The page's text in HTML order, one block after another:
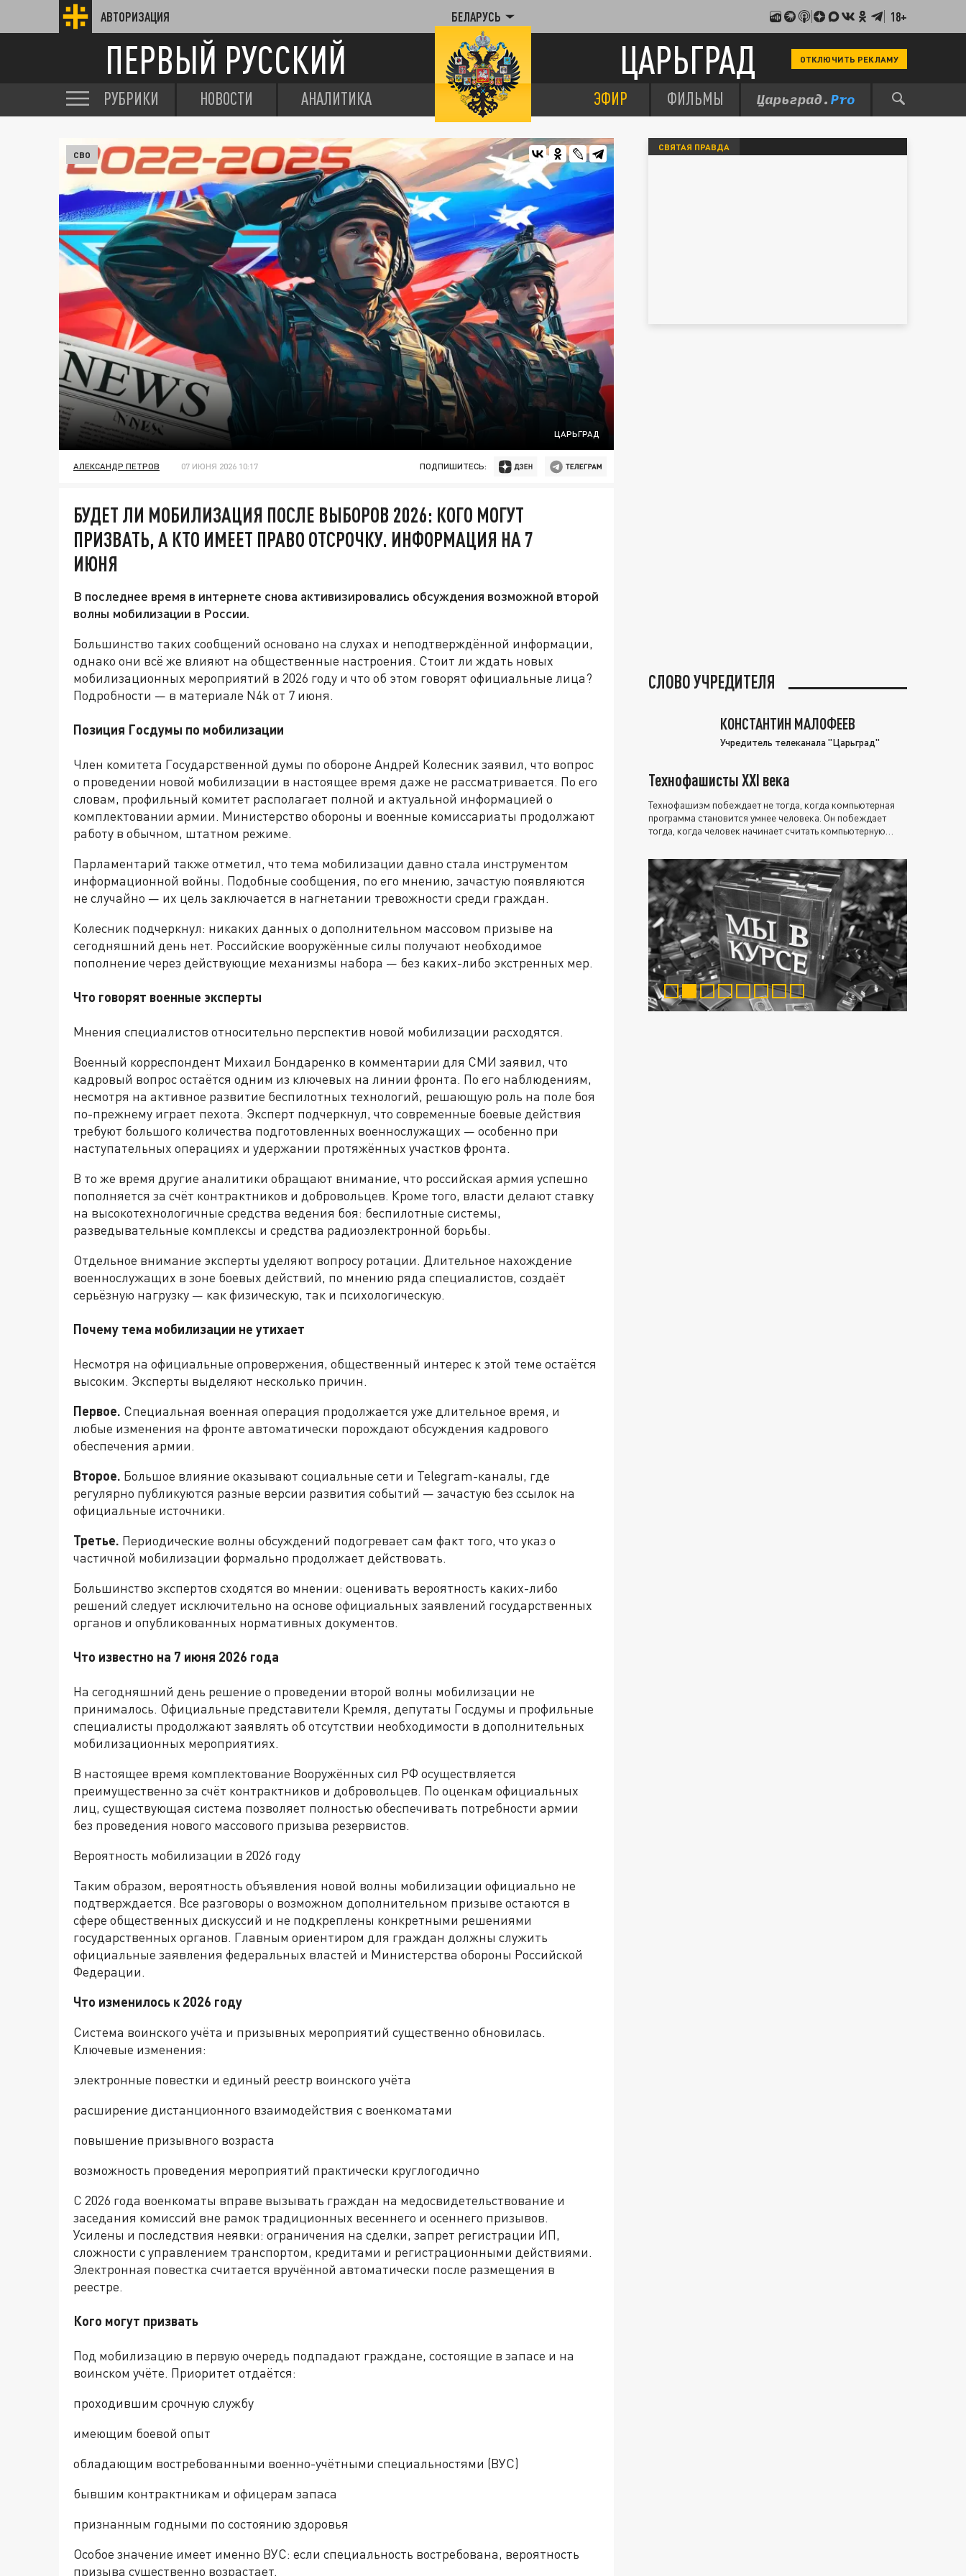
АВТОРИЗАЦИЯ БЕЛАРУСЬ 18+
ПЕРВЫЙ РУССКИЙ ЦАРЬГРАД ОТКЛЮЧИТЬ РЕКЛАМУ
РУБРИКИ НОВОСТИ АНАЛИТИКА ЭФИР ФИЛЬМЫ
ЦАРЬГРАД
СВО
АЛЕКСАНДР ПЕТРОВ 07 ИЮНЯ 2026 10:17 ПОДПИШИТЕСЬ:
БУДЕТ ЛИ МОБИЛИЗАЦИЯ ПОСЛЕ ВЫБОРОВ 2026: КОГО МОГУТ
ПРИЗВАТЬ, А КТО ИМЕЕТ ПРАВО ОТСРОЧКУ. ИНФОРМАЦИЯ НА 7
ИЮНЯ
В последнее время в интернете снова активизировались обсуждения возможной второй
волны мобилизации в России.
Большинство таких сообщений основано на слухах и неподтверждённой информации,
однако они всё же влияют на общественные настроения. Стоит ли ждать новых
мобилизационных мероприятий в 2026 году и что об этом говорят официальные лица?
Подробности — в материале N4k от 7 июня.
Позиция Госдумы по мобилизации
Член комитета Государственной думы по обороне Андрей Колесник заявил, что вопрос
о проведении новой мобилизации в настоящее время даже не рассматривается. По его
словам, профильный комитет располагает полной и актуальной информацией о
комплектовании армии. Министерство обороны и военные комиссариаты продолжают
работу в обычном, штатном режиме.
Парламентарий также отметил, что тема мобилизации давно стала инструментом
информационной войны. Подобные сообщения, по его мнению, зачастую появляются
не случайно — их цель заключается в нагнетании тревожности среди граждан.
Колесник подчеркнул: никаких данных о дополнительном массовом призыве на
сегодняшний день нет. Российские вооружённые силы получают необходимое
пополнение через действующие механизмы набора — без каких-либо экстренных мер.
Что говорят военные эксперты
Мнения специалистов относительно перспектив новой мобилизации расходятся.
Военный корреспондент Михаил Бондаренко в комментарии для СМИ заявил, что
кадровый вопрос остаётся одним из ключевых на линии фронта. По его наблюдениям,
несмотря на активное развитие беспилотных технологий, решающую роль на поле боя
по-прежнему играет пехота. Эксперт подчеркнул, что современные боевые действия
требуют большого количества подготовленных военнослужащих — особенно при
наступательных операциях и удержании протяжённых участков фронта.
В то же время другие аналитики обращают внимание, что российская армия успешно
пополняется за счёт контрактников и добровольцев. Кроме того, власти делают ставку
на высокотехнологичные средства ведения боя: беспилотные системы,
разведывательные комплексы и средства радиоэлектронной борьбы.
Отдельное внимание эксперты уделяют вопросу ротации. Длительное нахождение
военнослужащих в зоне боевых действий, по мнению ряда специалистов, создаёт
серьёзную нагрузку — как физическую, так и психологическую.
Почему тема мобилизации не утихает
Несмотря на официальные опровержения, общественный интерес к этой теме остаётся
высоким. Эксперты выделяют несколько причин.
Первое. Специальная военная операция продолжается уже длительное время, и
любые изменения на фронте автоматически порождают обсуждения кадрового
обеспечения армии.
Второе. Большое влияние оказывают социальные сети и Telegram-каналы, где
регулярно публикуются разные версии развития событий — зачастую без ссылок на
официальные источники.
Третье. Периодические волны обсуждений подогревает сам факт того, что указ о
частичной мобилизации формально продолжает действовать.
Большинство экспертов сходятся во мнении: оценивать вероятность каких-либо
решений следует исключительно на основе официальных заявлений государственных
органов и опубликованных нормативных документов.
Что известно на 7 июня 2026 года
На сегодняшний день решение о проведении второй волны мобилизации не
принималось. Официальные представители Кремля, депутаты Госдумы и профильные
специалисты продолжают заявлять об отсутствии необходимости в дополнительных
мобилизационных мероприятиях.
В настоящее время комплектование Вооружённых сил РФ осуществляется
преимущественно за счёт контрактников и добровольцев. По оценкам официальных
лиц, существующая система позволяет полностью обеспечивать потребности армии
без проведения нового массового призыва резервистов.
Вероятность мобилизации в 2026 году
Таким образом, вероятность объявления новой волны мобилизации официально не
подтверждается. Все разговоры о возможном дополнительном призыве остаются в
сфере общественных дискуссий и не подкреплены конкретными решениями
государственных органов. Главным ориентиром для граждан должны служить
официальные заявления федеральных властей и Министерства обороны Российской
Федерации.
Что изменилось к 2026 году
Система воинского учёта и призывных мероприятий существенно обновилась.
Ключевые изменения:
электронные повестки и единый реестр воинского учёта
расширение дистанционного взаимодействия с военкоматами
повышение призывного возраста
возможность проведения мероприятий практически круглогодично
С 2026 года военкоматы вправе вызывать граждан на медосвидетельствование и
заседания комиссий вне рамок традиционных весеннего и осеннего призывов.
Усилены и последствия неявки: ограничения на сделки, запрет регистрации ИП,
сложности с управлением транспортом, кредитами и регистрационными действиями.
Электронная повестка считается вручённой автоматически после размещения в
реестре.
Кого могут призвать
Под мобилизацию в первую очередь подпадают граждане, состоящие в запасе и на
воинском учёте. Приоритет отдаётся:
проходившим срочную службу
имеющим боевой опыт
обладающим востребованными военно-учётными специальностями (ВУС)
бывшим контрактникам и офицерам запаса
признанным годными по состоянию здоровья
Особое значение имеет именно ВУС: если специальность востребована, вероятность
призыва существенно возрастает.
СВЯТАЯ ПРАВДА
СЛОВО УЧРЕДИТЕЛЯ
КОНСТАНТИН МАЛОФЕЕВ
Учредитель телеканала "Царьград"
Технофашисты XXI века
Технофашизм побеждает не тогда, когда компьютерная
программа становится умнее человека. Он побеждает
тогда, когда человек начинает считать компьютерную